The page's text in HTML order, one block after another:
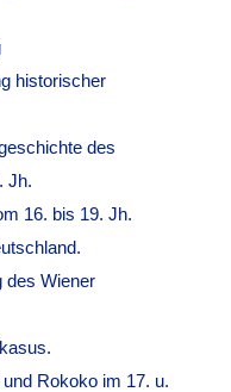
historischer
des
Jh.
16. bis 19. Jh.
des Wiener
Rokoko im 17. u.